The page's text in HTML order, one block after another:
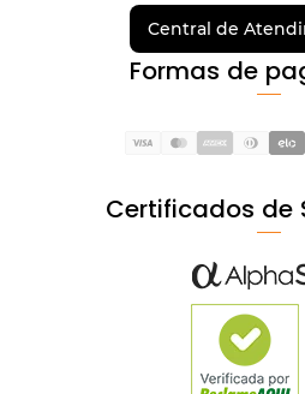
Central de
Formas de
Certificados de